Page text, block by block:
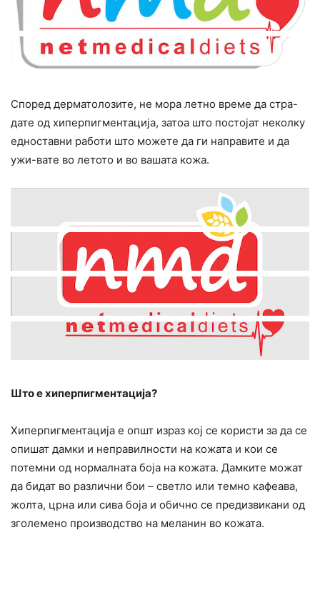
Според дерматолозите, не мора летно време да стра-
дате од хиперпигментација, затоа што постојат неколку
едноставни работи што можете да ги направите и да
ужи-вате во летото и во вашата кожа.
Што е хиперпигментација?
Хиперпигментација е општ израз кој се користи за да се
опишат дамки и неправилности на кожата и кои се
потемни од нормалната боја на кожата. Дамките можат
да бидат во различни бои – светло или темно кафеава,
жолта, црна или сива боја и обично се предизвикани од
зголемено производство на меланин во кожата.